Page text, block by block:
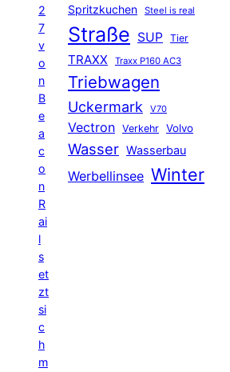
2
7
v
o
n
B
e
a
c
o
n
R
ai
l
s
et
zt
si
c
h
m
Spritzkuchen Steel is real
Straße SUP Tier
TRAXX Traxx P160 AC3
Triebwagen
Uckermark V70
Vectron Verkehr Volvo
Wasser Wasserbau
Werbellinsee Winter